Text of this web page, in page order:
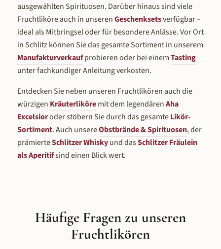
ausgewählten Spirituosen. Darüber hinaus sind viele
Fruchtliköre auch in unserenGeschenksetsverfügbar –
ideal als Mitbringsel oder für besondere Anlässe. Vor Ort
in Schlitz können Sie das gesamte Sortiment in unserem
Manufakturverkaufprobieren oder bei einemTasting
unter fachkundiger Anleitung verkosten.
Entdecken Sie neben unseren Fruchtlikören auch die
würzigen Kräuterliköremit dem legendärenAha
Excelsioroder stöbern Sie durch das gesamteLikör-
Sortiment. Auch unsereObstbrände & Spirituosen, der
prämierteSchlitzer Whiskyund dasSchlitzer Fräulein
als Aperitifsind einen Blick wert.
Häufige Fragen zu unseren
Fruchtlikören